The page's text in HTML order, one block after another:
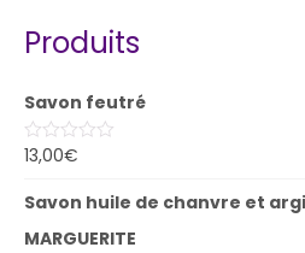
Produits
Savon feutré
Note
5
13,00€
Savon huile de chanvre et
MARGUERITE